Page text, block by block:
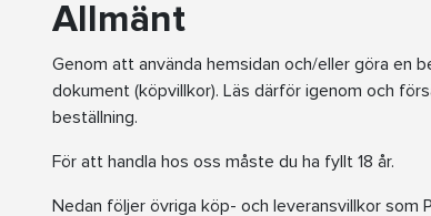
Allmänt
Genom att använda hemsidan och/eller göra en
dokument (köpvillkor). Läs därför igenom och
beställning.
För att handla hos oss måste du ha fyllt 18 år.
Nedan följer övriga köp- och leveransvillkor som